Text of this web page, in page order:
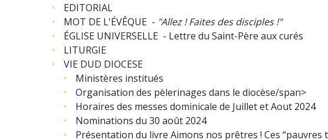
EDITORIAL
MOT DE L'ÉVÊQUE - "Allez ! Faites des disciples !"
ÉGLISE UNIVERSELLE - Lettre du Saint-Père aux curés
LITURGIE
VIE DUD DIOCESE
Ministères institués
Organisation des pèlerinages dans le diocèse/span>
Horaires des messes dominicale de Juillet et Aout 2024
Nominations du 30 août 2024
Présentation du livre Aimons nos prêtres ! Ces “pauvres